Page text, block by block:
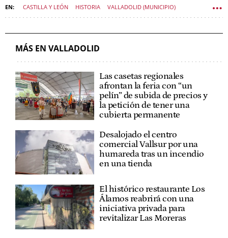
CASTILLA Y LEÓN HISTORIA VALLADOLID (MUNICIPIO)
MÁS EN VALLADOLID
Las casetas regionales
afrontan la feria con “un
pelín” de subida de precios y
la petición de tener una
cubierta permanente
Desalojado el centro
comercial Vallsur por una
humareda tras un incendio
en una tienda
El histórico restaurante Los
Álamos reabrirá con una
iniciativa privada para
revitalizar Las Moreras